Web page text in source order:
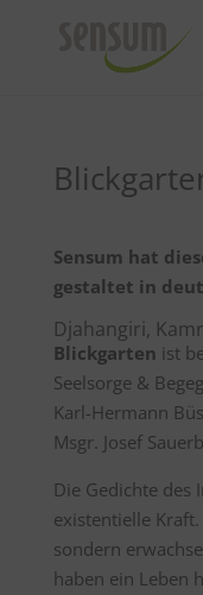
Sensum hat
gestaltet in
Djahangiri,
Blickgarten ist
Seelsorge &
Karl-Hermann
Msgr. Josef
Die Gedichte des
existentielle
sondern
haben ein Leben